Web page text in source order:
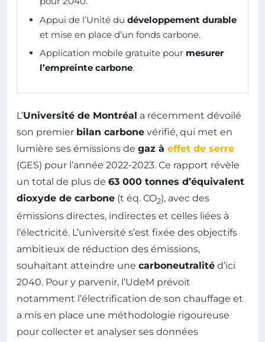
Appui de l’Unité du développement durable
et mise en place d’un fonds carbone.
Application mobile gratuite pour mesurer
l’empreinte carbone.
L’Université de Montréal a récemment dévoilé
son premier bilan carbone vérifié, qui met en
lumière ses émissions de gaz à effet de serre
(GES) pour l’année 2022-2023. Ce rapport révèle
un total de plus de 63 000 tonnes d’équivalent
dioxyde de carbone (t éq. CO2), avec des
émissions directes, indirectes et celles liées à
l’électricité. L’université s’est fixée des objectifs
ambitieux de réduction des émissions,
souhaitant atteindre une carboneutralité d’ici
2040. Pour y parvenir, l’UdeM prévoit
notamment l’électrification de son chauffage et
a mis en place une méthodologie rigoureuse
pour collecter et analyser ses données